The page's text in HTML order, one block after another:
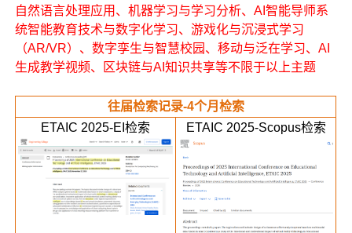
自然语言处理应用、机器学习与学习分析、AI智能导师系
统智能教育技术与数字化学习、游戏化与沉浸式学习
（AR/VR）、数字孪生与智慧校园、移动与泛在学习、AI
生成教学视频、区块链与AI知识共享等不限于以上主题
往届检索记录-4个月检索
ETAIC 2025-EI检索
ETAIC 2025-Scopus检索